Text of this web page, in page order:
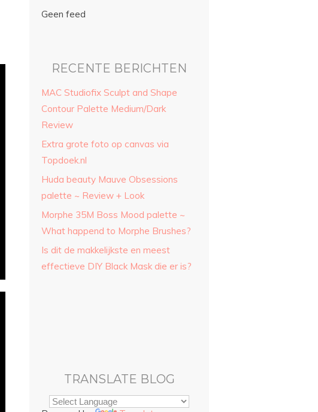
Geen feed
RECENTE BERICHTEN
MAC Studiofix Sculpt and Shape
Contour Palette Medium/Dark
Review
Extra grote foto op canvas via
Topdoek.nl
Huda beauty Mauve Obsessions
palette ~ Review + Look
Morphe 35M Boss Mood palette ~
What happend to Morphe Brushes?
Is dit de makkelijkste en meest
effectieve DIY Black Mask die er is?
TRANSLATE BLOG